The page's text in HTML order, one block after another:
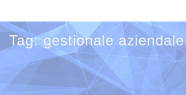
Tag: gestionale aziendale